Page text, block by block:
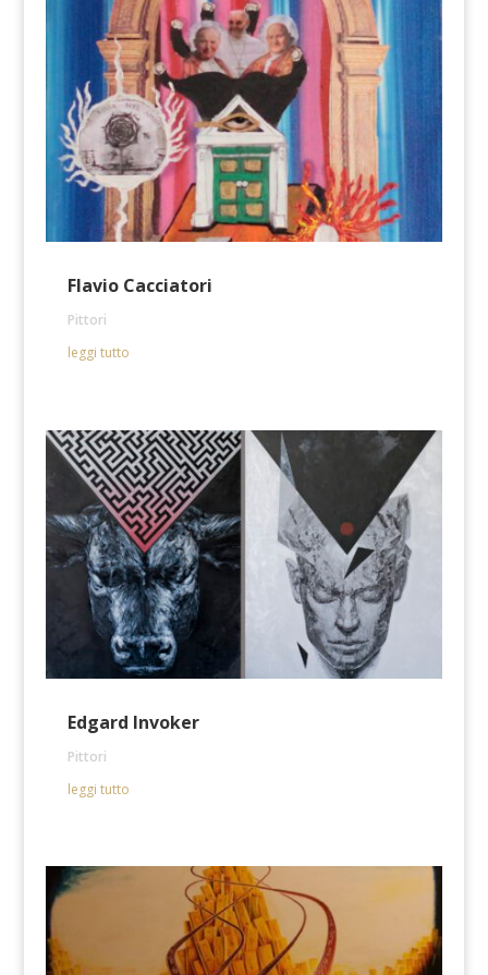
Flavio Cacciatori
Pittori
leggi tutto
Edgard Invoker
Pittori
leggi tutto